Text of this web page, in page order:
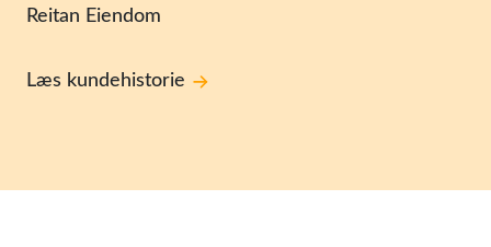
Reitan Eiendom
Læs kundehistorie